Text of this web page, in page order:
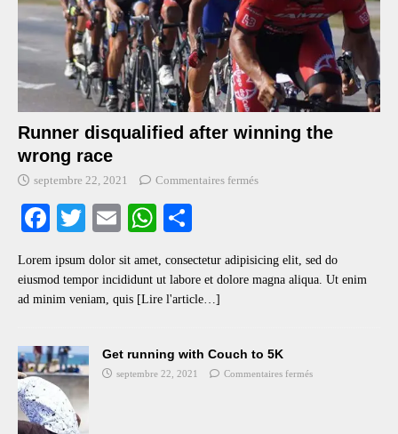
Runner disqualified after winning the
wrong race
septembre 22, 2021 Commentaires fermés
Fa
ce
bo
ok
T
wi
tte
r
E
m
ail
W
ts
A
re
Lorem ipsum dolor sit amet, consectetur adipisicing elit, sed do
eiusmod tempor incididunt ut labore et dolore magna aliqua. Ut enim
ad minim veniam, quis [Lire l'article…]
Get running with Couch to 5K
septembre 22, 2021 Commentaires fermés